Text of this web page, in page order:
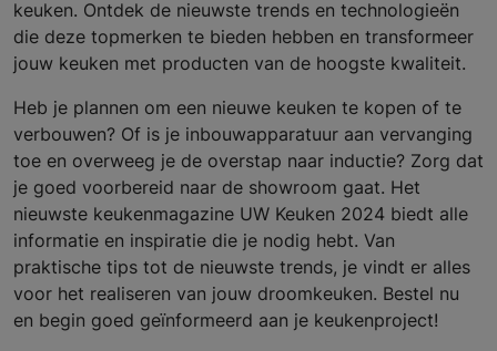
keuken. Ontdek de nieuwste trends en technologieën
die deze topmerken te bieden hebben en transformeer
jouw keuken met producten van de hoogste kwaliteit.
Heb je plannen om een nieuwe keuken te kopen of te
verbouwen? Of is je inbouwapparatuur aan vervanging
toe en overweeg je de overstap naar inductie? Zorg dat
je goed voorbereid naar de showroom gaat. Het
nieuwste keukenmagazine UW Keuken 2024 biedt alle
informatie en inspiratie die je nodig hebt. Van
praktische tips tot de nieuwste trends, je vindt er alles
voor het realiseren van jouw droomkeuken. Bestel nu
en begin goed geïnformeerd aan je keukenproject!